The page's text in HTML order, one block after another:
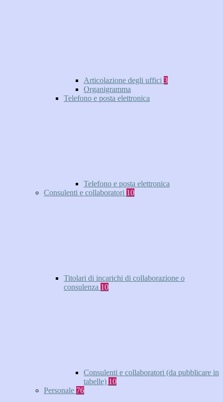
Articolazione degli uffici 3
Organigramma
Telefono e posta elettronica
Telefono e posta elettronica
Consulenti e collaboratori 10
Titolari di incarichi di collaborazione o
consulenza 10
Consulenti e collaboratori (da pubblicare in
tabelle) 10
Personale 76